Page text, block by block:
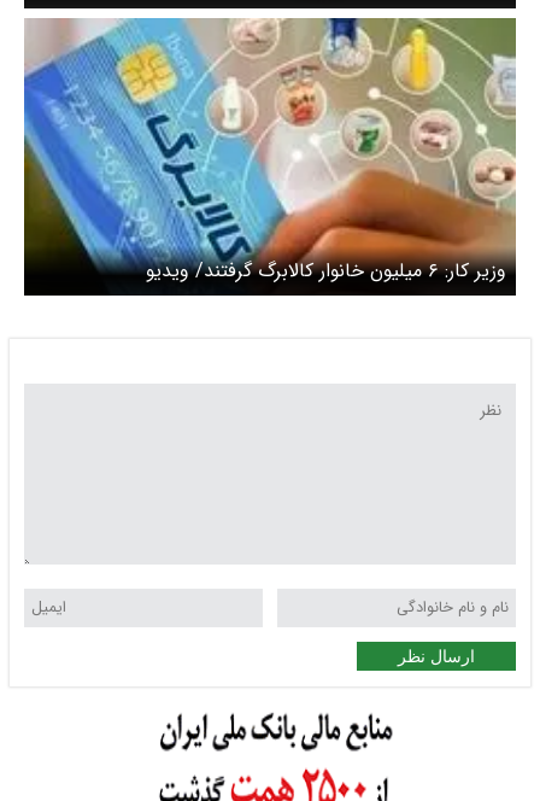
وزیر کار: ۶ میلیون خانوار کالابرگ گرفتند/ ویدیو
ارسال نظر